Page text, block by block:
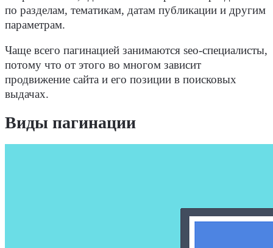
по разделам, тематикам, датам публикации и другим
параметрам.
Чаще всего пагинацией занимаются seo-специалисты,
потому что от этого во многом зависит
продвижение сайта и его позиции в поисковых
выдачах.
Виды пагинации